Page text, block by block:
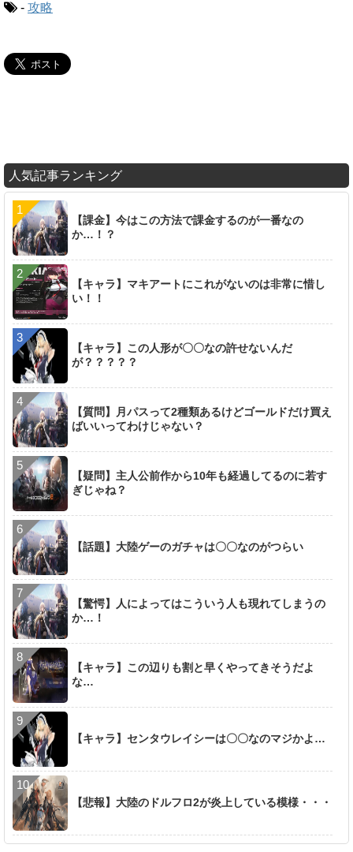
- 攻略
人気記事ランキング
【課金】今はこの方法で課金するのが一番なの
か…！？
【キャラ】マキアートにこれがないのは非常に惜し
い！！
【キャラ】この人形が〇〇なの許せないんだ
が？？？？？
【質問】月パスって2種類あるけどゴールドだけ買え
ばいいってわけじゃない？
【疑問】主人公前作から10年も経過してるのに若す
ぎじゃね？
【話題】大陸ゲーのガチャは〇〇なのがつらい
【驚愕】人によってはこういう人も現れてしまうの
か…！
【キャラ】この辺りも割と早くやってきそうだよ
な…
【キャラ】センタウレイシーは〇〇なのマジかよ…
【悲報】大陸のドルフロ2が炎上している模様・・・